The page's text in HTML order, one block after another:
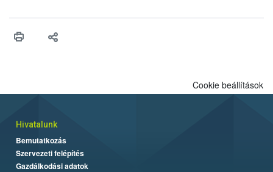
műszaki és hatósági feltételek.
Cookie beállítások
Hivatalunk
Bemutatkozás
Szervezeti felépítés
Gazdálkodási adatok